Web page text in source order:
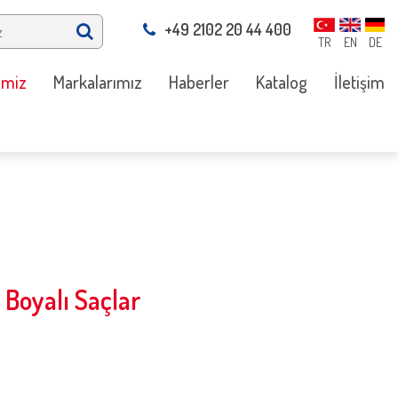
TR EN DE
+49 2102 20 44 400
Markalarımız Haberler Katalog İletişim
Saçlar